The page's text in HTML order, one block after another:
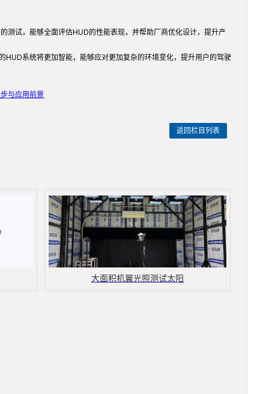
测试，能够全面评估HUD的性能表现，并帮助厂商优化设计，提升产
系统将更加智能，能够应对更加复杂的环境变化，提升用户的驾驶
与应用前景
返回栏目列表
大面积机翼光照测试太阳